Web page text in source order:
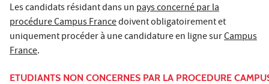
Les candidats résidant dans un pays concerné par la
procédure Campus Francedoivent obligatoirement et
uniquement procéder à une candidature en ligne surCampus
France.
ETUDIANTS NON CONCERNES PAR LA PROCEDURE